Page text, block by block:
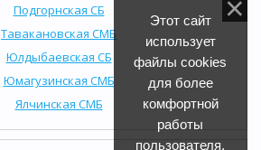
Подгорнская СБ
Тавакановская СМБ
Юлдыбаевская СБ
Юмагузинская СМБ
Ялчинская СМБ
Этот сайт
использует
файлы cookies
для более
комфортной
работы
пользователя.